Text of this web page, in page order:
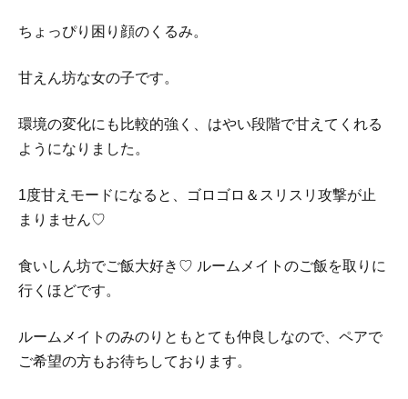
ちょっぴり困り顔のくるみ。
甘えん坊な女の子です。
環境の変化にも比較的強く、はやい段階で甘えてくれる
ようになりました。
1度甘えモードになると、ゴロゴロ＆スリスリ攻撃が止
まりません♡
食いしん坊でご飯大好き♡ ルームメイトのご飯を取りに
行くほどです。
ルームメイトのみのりともとても仲良しなので、ペアで
ご希望の方もお待ちしております。